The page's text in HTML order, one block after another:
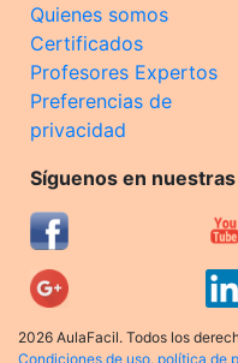
Quienes somos
Certificados
Profesores Expertos
Preferencias de
privacidad
Síguenos en nuestras
2026 AulaFacil. Todos los
Condiciones de uso, política de